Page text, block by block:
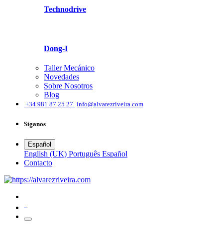
Technodrive
Dong-I
Taller Mecánico
Novedades
Sobre Nosotros
Blog
+34 981 87 25 27 info@alvarezriveira.com
Síganos
Español
English (UK) Português Español
​Contacto